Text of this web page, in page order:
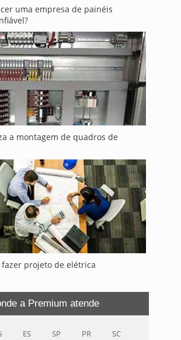
uma empresa de painéis
a montagem de quadros de
fazer projeto de elétrica
a Premium atende
ES SP PR SC